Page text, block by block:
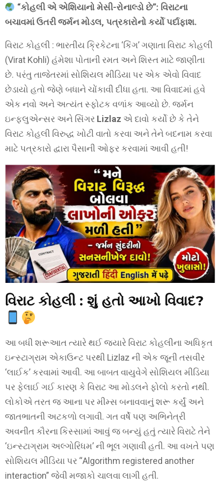
“કોહલી એ એશિયાનો મેસી-રોનાલ્ડો છે”: વિરાટના
બચાવમાં ઉતરી જર્મન મોડલ, પત્રકારોનો કર્યો પર્દાફાશ.
વિરાટ કોહલી : ભારતીય ક્રિકેટના ‘કિંગ’ ગણાતા વિરાટ કોહલી
(Virat Kohli) હંમેશા પોતાની રમત અને શિસ્ત માટે જાણીતા
છે. પરંતુ તાજેતરમાં સોશિયલ મીડિયા પર એક એવો વિવાદ
છેડાયો હતો જેણે બધાને ચોંકાવી દીધા હતા. આ વિવાદમાં હવે
એક નવો અને અત્યંત સ્ફોટક વળાંક આવ્યો છે. જર્મન
ઇન્ફ્લુએન્સર અને સિંગર Lizlaz એ દાવો કર્યો છે કે તેને
વિરાટ કોહલી વિરુદ્ધ ખોટી વાતો કરવા અને તેને બદનામ કરવા
માટે પત્રકારો દ્વારા પૈસાની ઓફર કરવામાં આવી હતી!
વિરાટ કોહલી : શું હતો આખો વિવાદ?
આ બધી શરૂઆત ત્યારે થઈ જ્યારે વિરાટ કોહલીના અધિકૃત
ઇન્સ્ટાગ્રામ એકાઉન્ટ પરથી Lizlaz ની એક જૂની તસવીર
‘લાઈક’ કરવામાં આવી. આ બાબત વાયુવેગે સોશિયલ મીડિયા
પર ફેલાઈ ગઈ કારણ કે વિરાટ આ મોડલને ફોલો કરતો નથી.
લોકોએ તરત જ આના પર મીમ્સ બનાવવાનું શરૂ કર્યું અને
જાતભાતની અટકળો લગાવી. ગત વર્ષે પણ અભિનેત્રી
અવનીત કૌરના કિસ્સામાં આવું જ બન્યું હતું ત્યારે વિરાટે તેને
‘ઇન્સ્ટાગ્રામ અલ્ગોરિધમ’ ની ભૂલ ગણાવી હતી. આ વખતે પણ
સોશિયલ મીડિયા પર “Algorithm registered another
interaction” જેવી મજાકો ચાલવા લાગી હતી.